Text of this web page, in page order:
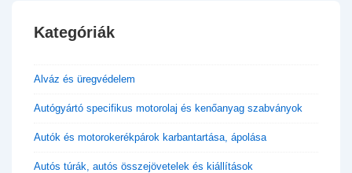
Kategóriák
Alváz és üregvédelem
Autógyártó specifikus motorolaj és kenőanyag szabványok
Autók és motorokerékpárok karbantartása, ápolása
Autós túrák, autós összejövetelek és kiállítások